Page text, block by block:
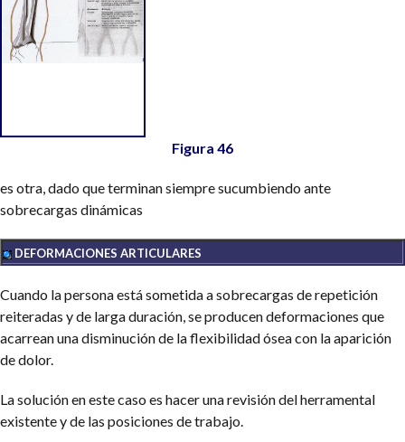
Figura 46
es otra, dado que terminan siempre sucumbiendo ante
sobrecargas dinámicas
DEFORMACIONES ARTICULARES
Cuando la persona está sometida a sobrecargas de repetición
reiteradas y de larga duración, se producen deformaciones que
acarrean una disminución de la flexibilidad ósea con la aparición
de dolor.
La solución en este caso es hacer una revisión del herramental
existente y de las posiciones de trabajo.